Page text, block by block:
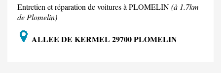
Entretien et réparation de voitures à PLOMELIN(à 1.7km
de Plomelin)
ALLEE DE KERMEL 29700 PLOMELIN